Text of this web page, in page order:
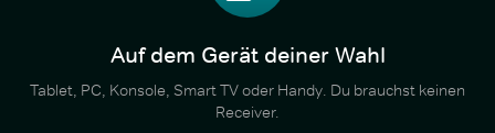
Auf dem Gerät deiner Wahl
Tablet, PC, Konsole, Smart TV oder Handy. Du brauchst keinen
Receiver.